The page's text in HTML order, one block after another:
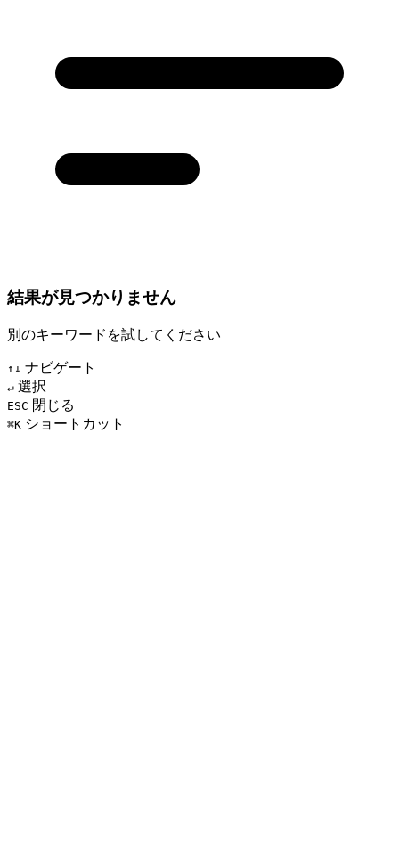
結果が見つかりません
別のキーワードを試してください
↑↓ ナビゲート
↵ 選択
ESC 閉じる
⌘K ショートカット